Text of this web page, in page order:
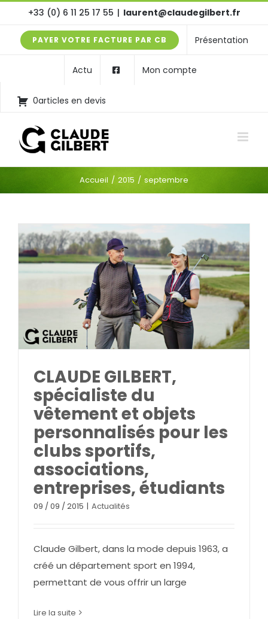
contenu
+33 (0) 6 11 25 17 55 | laurent@claudegilbert.fr
PAYER VOTRE FACTURE PAR CB Présentation
Actu
0articles en devis
Mon compte
Accueil 2015 septembre
CLAUDE GILBERT,
spécialiste du
vêtement et objets
personnalisés pour les
clubs sportifs,
associations,
entreprises, étudiants
09 / 09 / 2015 | Actualités
Claude Gilbert, dans la mode depuis 1963, a
créé un département sport en 1994,
permettant de vous offrir un large
Lire la suite